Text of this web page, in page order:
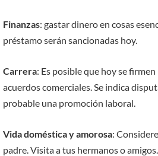
Finanzas: gastar dinero en cosas
préstamo serán sancionadas hoy.
Carrera: Es posible que hoy se
acuerdos comerciales. Se indica
probable una promoción laboral.
Vida doméstica y amorosa:
padre. Visita a tus hermanos o